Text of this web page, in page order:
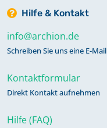
Hilfe & Kontakt
info@archion.de
Schreiben Sie uns eine E-Mail
Kontaktformular
Direkt Kontakt aufnehmen
Hilfe (FAQ)